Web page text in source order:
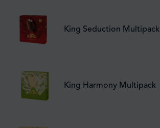
King Seduction Multipack
King Harmony Multipack